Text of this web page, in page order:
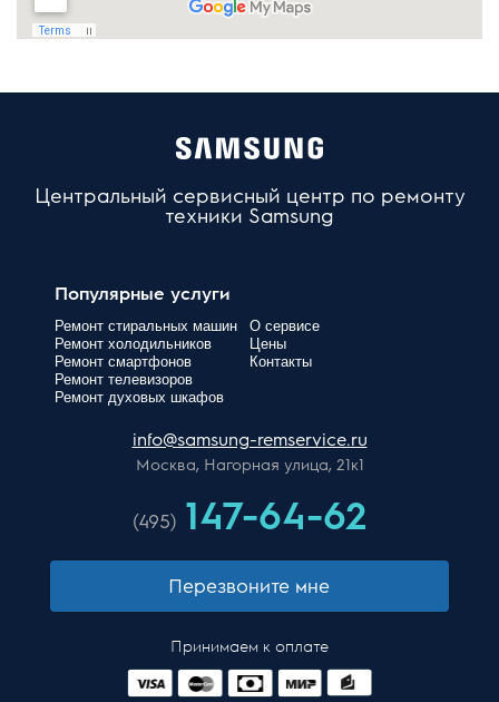
Центральный сервисный центр по ремонту
техники Samsung
Популярные услуги
Ремонт стиральных машин
Ремонт холодильников
Ремонт смартфонов
Ремонт телевизоров
Ремонт духовых шкафов
О сервисе
Цены
Контакты
Москва, Нагорная улица, 21к1
info@samsung-remservice.ru
(495)147-64-62
Перезвоните мне
Принимаем к оплате